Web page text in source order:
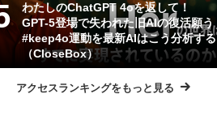
わたしのChatGPT 4oを返して！
GPT-5登場で失われた旧AIの復活願う
#keep4o運動を最新AIはこう分析する
（CloseBox）
アクセスランキングをもっと見る